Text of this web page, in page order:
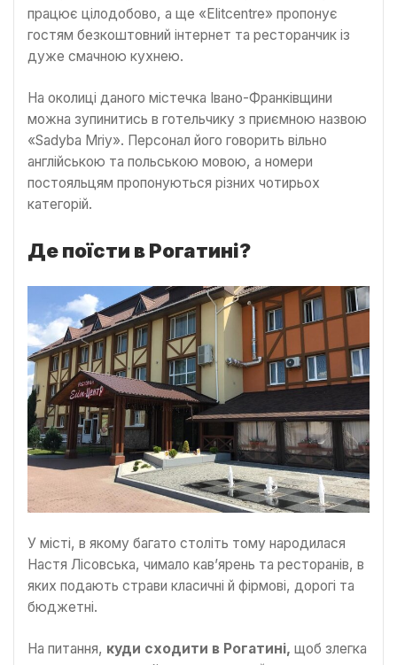
працює цілодобово, а ще «Elitcentre» пропонує
гостям безкоштовний інтернет та ресторанчик із
дуже смачною кухнею.
На околиці даного містечка Івано-Франківщини
можна зупинитись в готельчику з приємною назвою
«Sadyba Mriy». Персонал його говорить вільно
англійською та польською мовою, а номери
постояльцям пропонуються різних чотирьох
категорій.
Де поїсти в Рогатині?
У місті, в якому багато століть тому народилася
Настя Лісовська, чимало кав’ярень та ресторанів, в
яких подають страви класичні й фірмові, дорогі та
бюджетні.
На питання, куди сходити в Рогатині, щоб злегка